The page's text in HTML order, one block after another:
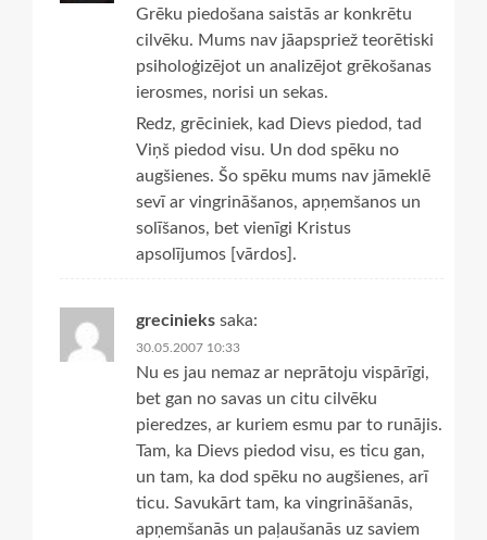
Grēku piedošana saistās ar konkrētu
cilvēku. Mums nav jāapspriež teorētiski
psiholoģizējot un analizējot grēkošanas
ierosmes, norisi un sekas.
Redz, grēciniek, kad Dievs piedod, tad
Viņš piedod visu. Un dod spēku no
augšienes. Šo spēku mums nav jāmeklē
sevī ar vingrināšanos, apņemšanos un
solīšanos, bet vienīgi Kristus
apsolījumos [vārdos].
grecinieks saka:
30.05.2007 10:33
Nu es jau nemaz ar neprātoju vispārīgi,
bet gan no savas un citu cilvēku
pieredzes, ar kuriem esmu par to runājis.
Tam, ka Dievs piedod visu, es ticu gan,
un tam, ka dod spēku no augšienes, arī
ticu. Savukārt tam, ka vingrināšanās,
apņemšanās un paļaušanās uz saviem